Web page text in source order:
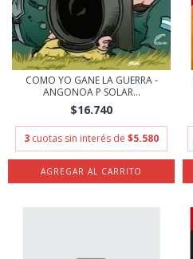
COMO YO GANE LA GUERRA -
ANGONOA P SOLAR...
$16.740
3 cuotas sin interés de $5.580